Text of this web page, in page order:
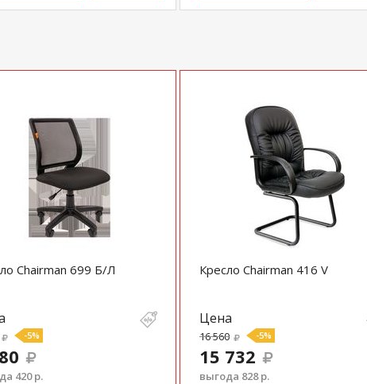
действительны только для интернет-
Chairman 699 Б/Л
-5%
420 р.
Кресло Chairman 416 V
Цена
16 560 -5%
15 732
выгода 828 р.